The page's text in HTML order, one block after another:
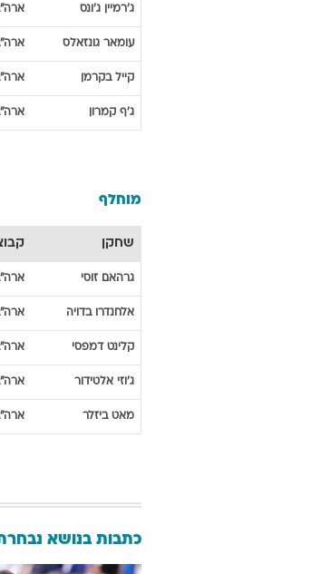
ג'רמיין ג'ונס
עומאר גונזאלס
קייל בקרמן
ג'ף קמרון
מוחלף
שחקן
גרהאם זוסי
אלחנדרו בדויה
קלינט דמפסי
ג'וזי אלטידור
מאט ביזלר
כתבות בנושא